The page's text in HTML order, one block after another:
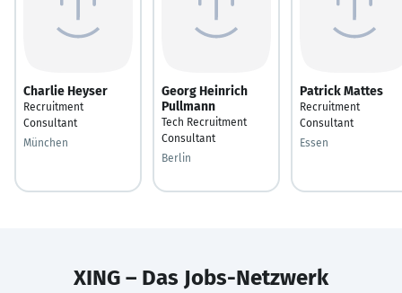
Charlie Heyser
Recruitment
Consultant
München
Georg Heinrich
Pullmann
Tech Recruitment
Consultant
Berlin
Patrick Mattes
Recruitment
Consultant
Essen
XING – Das Jobs-Netzwerk